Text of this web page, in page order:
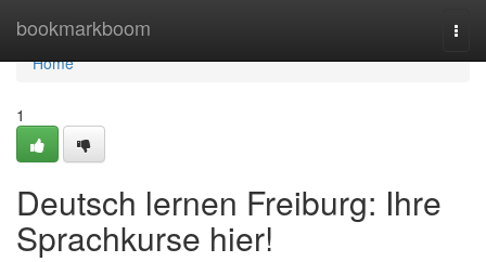
bookmarkboom
Home
Home
1
Deutsch lernen Freiburg: Ihre
Sprachkurse hier!